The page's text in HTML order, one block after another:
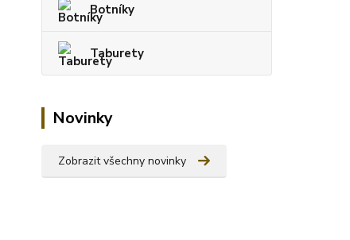
Botníky
Taburety
Novinky
Zobrazit všechny novinky